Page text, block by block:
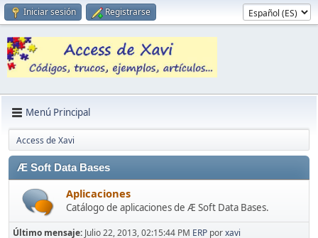
Iniciar sesión Registrarse
Menú Principal
Access de Xavi
Æ Soft Data Bases
Aplicaciones
Catálogo de aplicaciones de Æ Soft Data Bases.
Último mensaje: Julio 22, 2013, 02:15:44 PM ERP porxavi